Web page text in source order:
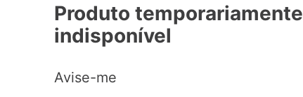
Produto temporariamente
indisponível
Avise-me